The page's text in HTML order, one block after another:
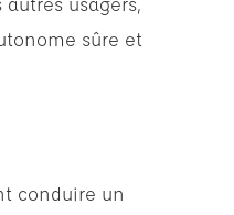
sûre et
conduire un